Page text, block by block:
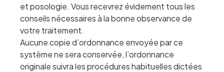
et posologie. Vous recevrez évidement tous les
conseils nécessaires à la bonne observance de
votre traitement.
Aucune copie d’ordonnance envoyée par ce
système ne sera conservée, l’ordonnance
originale suivra les procédures habituelles dictées